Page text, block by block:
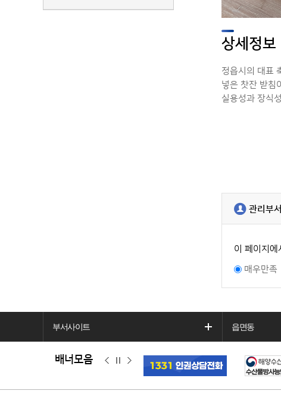
상세정보
정읍시의 대표
넣은 찻잔 받침
실용성과 장식
관리부서
이 페이지
매우만족
부서사이트 읍면동
배너모음